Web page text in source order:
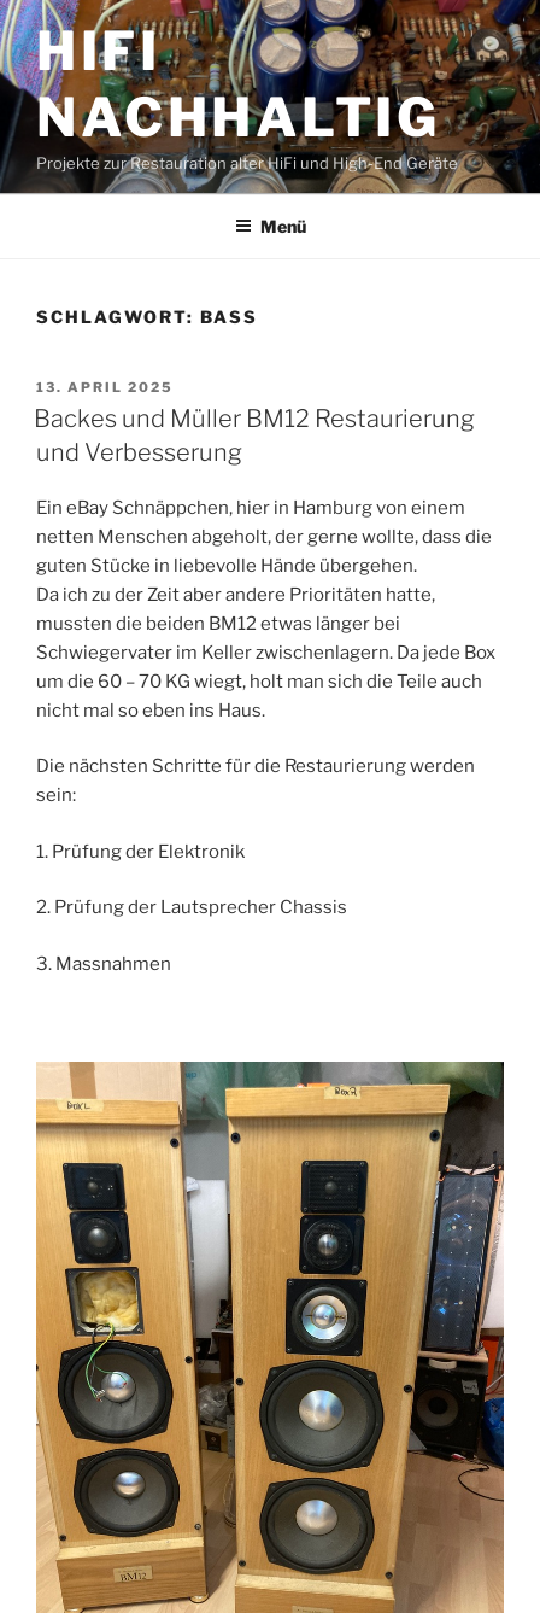
Zum
Inhalt
springenHIFI
NACHHALTIG
Projekte zur Restauration alter HiFi und High-End Geräte
Menü
SCHLAGWORT: BASS
VERÖFFENTLICHT
AM
13. APRIL 2025
Backes und Müller BM12 Restaurierung
und Verbesserung
Ein eBay Schnäppchen, hier in Hamburg von einem
netten Menschen abgeholt, der gerne wollte, dass die
guten Stücke in liebevolle Hände übergehen.
Da ich zu der Zeit aber andere Prioritäten hatte,
mussten die beiden BM12 etwas länger bei
Schwiegervater im Keller zwischenlagern. Da jede Box
um die 60 – 70 KG wiegt, holt man sich die Teile auch
nicht mal so eben ins Haus.
Die nächsten Schritte für die Restaurierung werden
sein:
1. Prüfung der Elektronik
2. Prüfung der Lautsprecher Chassis
3. Massnahmen